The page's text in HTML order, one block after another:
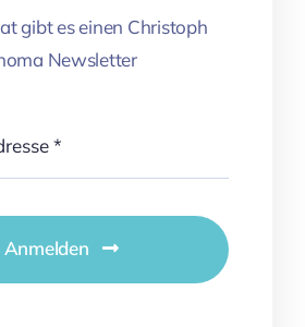
gibt es einen Christoph
Newsletter
Anmelden